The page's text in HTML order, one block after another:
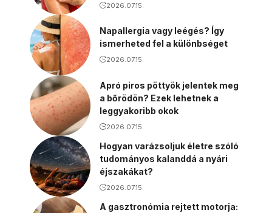
2026.07.15.
Napallergia vagy leégés? Így
ismerheted fel a különbséget
2026.07.15.
Apró piros pöttyök jelentek meg
a bőrödön? Ezek lehetnek a
leggyakoribb okok
2026.07.15.
Hogyan varázsoljuk életre szóló
tudományos kalanddá a nyári
éjszakákat?
2026.07.15.
A gasztronómia rejtett motorja: